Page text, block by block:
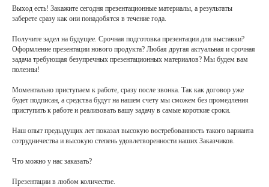
Выход есть! Закажите сегодня презентационные материалы, а результаты
заберете сразу как они понадобятся в течение года.
Получите задел на будущее. Срочная подготовка презентации для выставки?
Оформление презентации нового продукта? Любая другая актуальная и срочная
задача требующая безупречных презентационных материалов? Мы будем вам
полезны!
Моментально приступаем к работе, сразу после звонка. Так как договор уже
будет подписан, а средства будут на нашем счету мы сможем без промедления
приступить к работе и реализовать вашу задачу в самые короткие сроки.
Наш опыт предыдущих лет показал высокую востребованность такого варианта
сотрудничества и высокую степень удовлетворенности наших Заказчиков.
Что можно у нас заказать?
Презентации в любом количестве.